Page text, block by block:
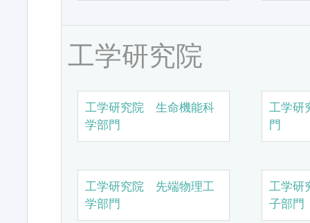
工学研究院
工学研究院 生命機能科
学部門
工学研
門
工学研究院 先端物理工
学部門
工学研
子部門